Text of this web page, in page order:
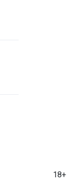
18+